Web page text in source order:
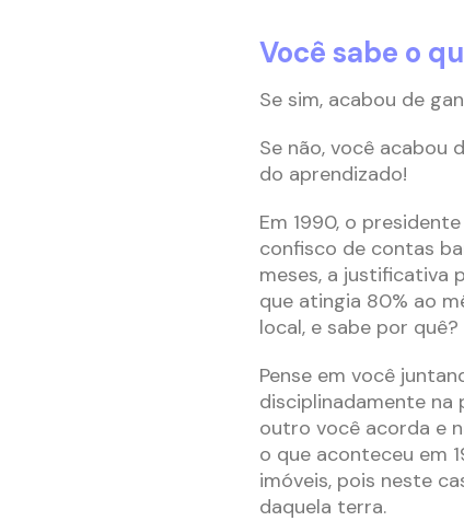
Você sabe o
Se sim, acabou de
Se não, você acabou
do aprendizado!
Em 1990, o
confisco de contas
meses, a justificativa
que atingia 80% ao
local, e sabe por quê?
Pense em você
disciplinadamente na
outro você acorda e
o que aconteceu em
imóveis, pois neste
daquela terra.